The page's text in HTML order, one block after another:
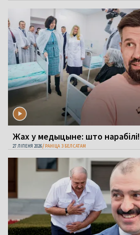
Жах у медыцыне: што нарабілі!
27 ЛІПЕНЯ 2026 РАНІЦА З БЕЛСАТАМ